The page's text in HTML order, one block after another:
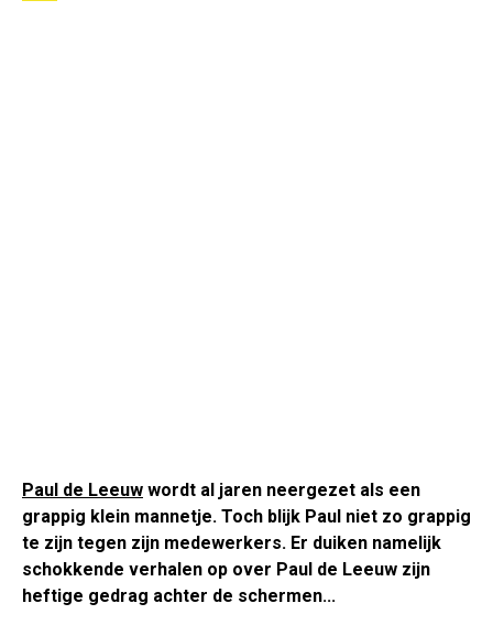
Paul de Leeuw wordt al jaren neergezet als een
grappig klein mannetje. Toch blijk Paul niet zo grappig
te zijn tegen zijn medewerkers. Er duiken namelijk
schokkende verhalen op over Paul de Leeuw zijn
heftige gedrag achter de schermen...